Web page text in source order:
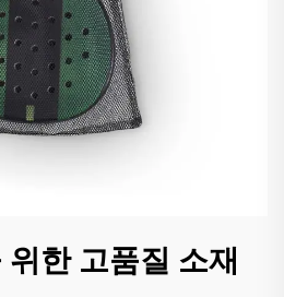
한 고품질 소재